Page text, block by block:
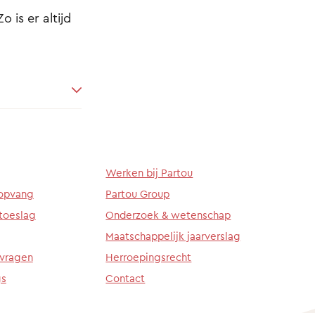
is er altijd
Werken bij Partou
Partou Group
Onderzoek & wetenschap
Maatschappelijk jaarverslag
Herroepingsrecht
Contact